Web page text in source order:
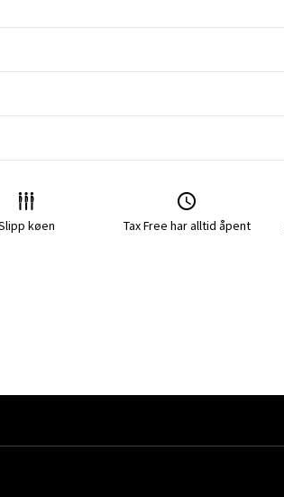
køen Tax Free har alltid åpent